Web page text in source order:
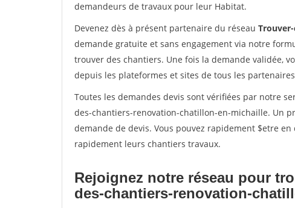
demandeurs de travaux pour leur Habitat.
Devenez dès à présent partenaire du réseau
demande gratuite et sans engagement via notre
trouver des chantiers. Une fois la demande validée,
depuis les plateformes et sites de tous les
Toutes les demandes devis sont vérifiées par notre
des-chantiers-renovation-chatillon-en-michaille. Un
demande de devis. Vous pouvez rapidement $etre
rapidement leurs chantiers travaux.
Rejoignez notre réseau pour
des-chantiers-renovation-